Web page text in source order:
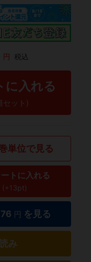
円 税込
に入れる
セット)
単位で見る
トに入れる
(+13pt)
円 を見る
み